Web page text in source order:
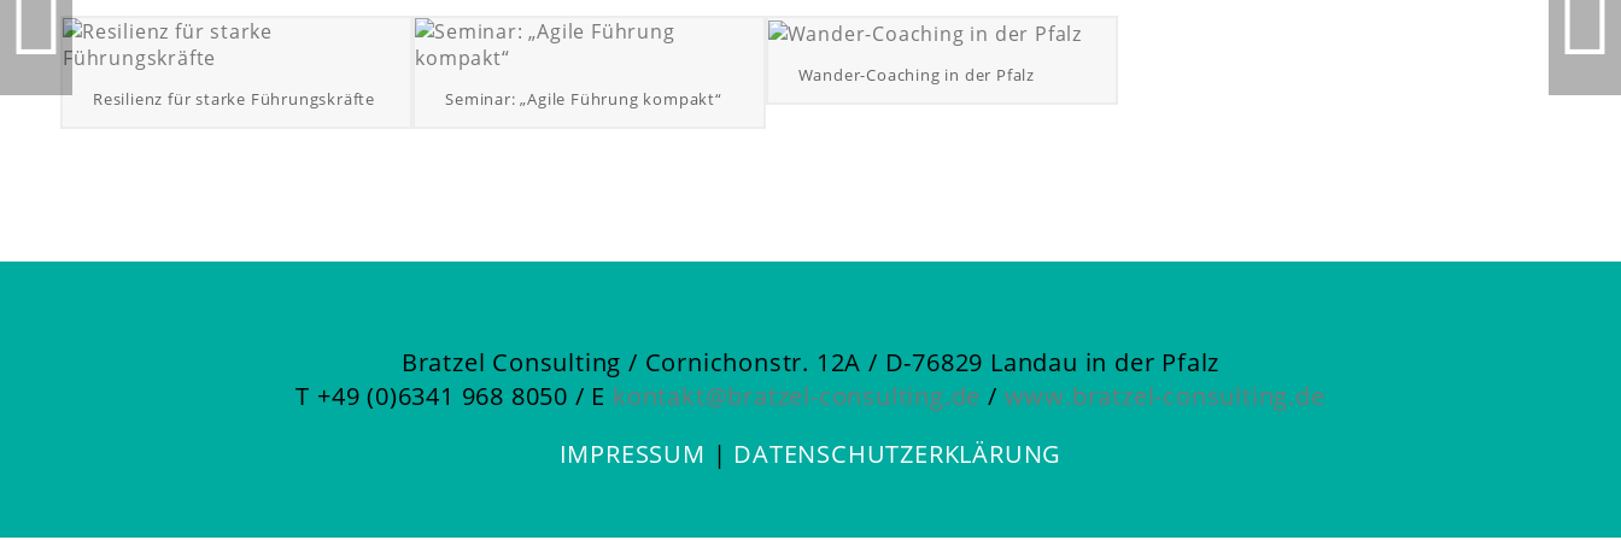
Resilienz für starke Führungskräfte Seminar: „Agile Führung kompakt“
Wander-Coaching in der Pfalz
Bratzel Consulting / Cornichonstr. 12A / D-76829 Landau in der Pfalz
T +49 (0)6341 968 8050 / E kontakt@bratzel-consulting.de / www.bratzel-consulting.de
IMPRESSUM | DATENSCHUTZERKLÄRUNG